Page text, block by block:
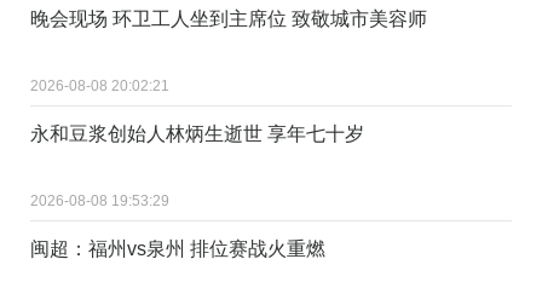
晚会现场 环卫工人坐到主席位 致敬城市美容师
2026-08-08 20:02:21
永和豆浆创始人林炳生逝世 享年七十岁
2026-08-08 19:53:29
闽超：福州vs泉州 排位赛战火重燃